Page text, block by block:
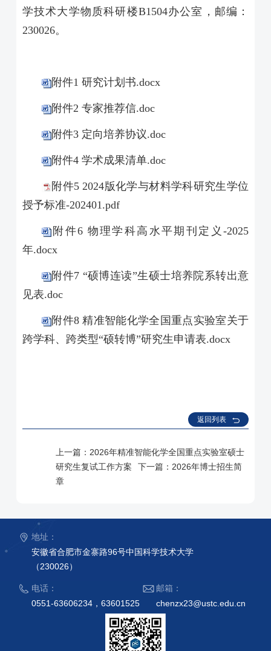
学技术大学物质科研楼B1504办公室，邮编：
230026。
附件1 研究计划书.docx
附件2 专家推荐信.doc
附件3 定向培养协议.doc
附件4 学术成果清单.doc
附件5 2024版化学与材料学科研究生学位
授予标准-202401.pdf
附件6 物理学科高水平期刊定义-2025
年.docx
附件7 “硕博连读”生硕士培养院系转出意
见表.doc
附件8 精准智能化学全国重点实验室关于
跨学科、跨类型“硕转博”研究生申请表.docx
返回列表
上一篇： 2026年精准智能化学全国重点实验室硕士
研究生复试工作方案
下一篇： 2026年博士招生简
章
地址：
安徽省合肥市金寨路96号中国科学技术大学
（230026）
电话：
0551-63606234，63601525
邮箱：
chenzx23@ustc.edu.cn